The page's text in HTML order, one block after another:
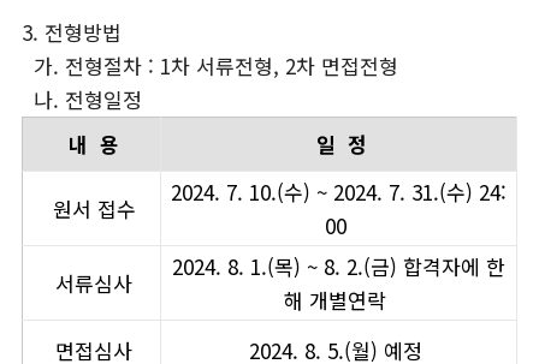
3. 전형방법
가. 전형절차 : 1차 서류전형, 2차 면접전형
나. 전형일정
내 용
일 정
원서 접수
2024. 7. 10.(수) ~ 2024. 7. 31.(수) 24:
00
서류심사
2024. 8. 1.(목) ~ 8. 2.(금) 합격자에 한
해 개별연락
면접심사
2024. 8. 5.(월) 예정